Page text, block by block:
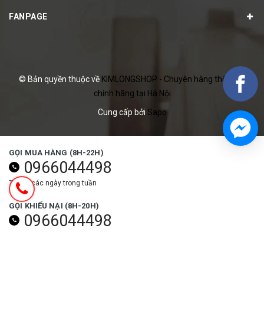
FANPAGE
© Bản quyền thuộc về KIMLONGSHOP - Chuyên hàng thể thao
chính hãng tại Hà Nội
Cung cấp bởi Sapo
GỌI MUA HÀNG (8H-22H)
0966044498
Tất cả các ngày trong tuần
GỌI KHIẾU NẠI (8H-20H)
0966044498